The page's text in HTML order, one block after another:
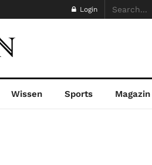
Login
Wissen Sports Magazin